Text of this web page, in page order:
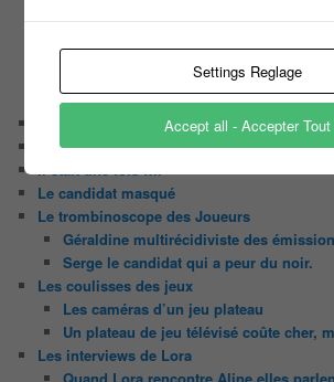
Les Z’Amours
N’oubliez Pas Les Paroles
Tout le monde veut prendre sa place
Contact
Il était une fois ….
Le candidat masqué
Le trombinoscope des Joueurs
Géraldine multirécidiviste des
Serge le candidat qui a peur du noir.
Les coulisses des jeux
Les caméras d’un jeu plateau
Un plateau de jeu télévisé coûte cher,
Les interviews de Lora
Settings Reglage
Accept all - Accepter Tout